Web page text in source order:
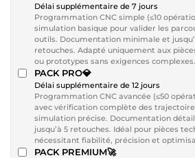
Délai supplémentaire de 7 jours
Programmation CNC simple (≤10
simulation basique pour valider les
outils. Documentation minimale et
retouches. Adapté uniquement aux
ou prototypes sans exigences complexes.
PACK PRO💎
Délai supplémentaire de 12 jours
Programmation CNC avancée (≤50
avec vérification complète des
simulation précise. Documentation
jusqu’à 5 retouches. Idéal pour pièces
nécessitant fiabilité, précision et
PACK PREMIUM🚀